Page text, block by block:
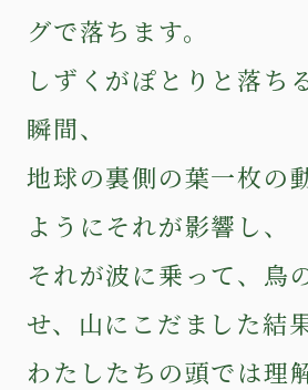
グで落ちます。
しずくがぽとりと落ち
瞬間、
地球の裏側の葉一枚の
ようにそれが影響し、
それが波に乗って、鳥
せ、山にこだました結
わたしたちの頭では理